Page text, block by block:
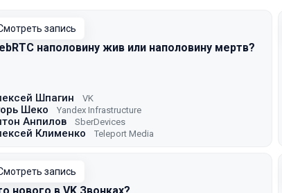
запись
наполовину жив или наполовину мертв?
Шпагин VK
Шеко Yandex Infrastructure
Анпилов SberDevices
Клименко Teleport Media
запись